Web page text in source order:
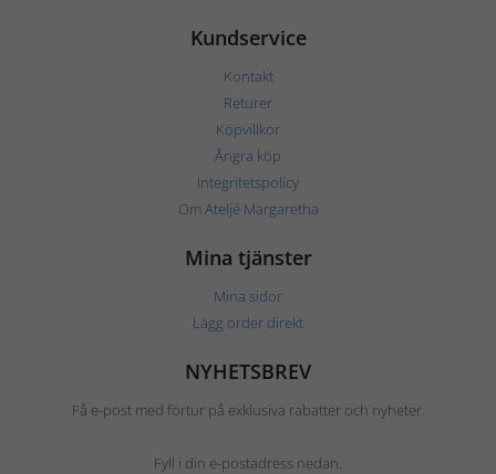
Kundservice
Kontakt
Returer
Köpvillkor
Ångra köp
Integritetspolicy
Om Ateljé Margaretha
Mina tjänster
Mina sidor
Lägg order direkt
NYHETSBREV
Få e-post med förtur på exklusiva rabatter och nyheter.
Fyll i din e-postadress nedan.